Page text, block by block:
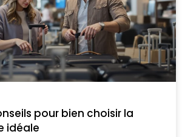
pour bien choisir la
idéale